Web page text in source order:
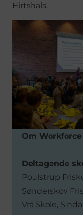
Hirtshals.
Om
Deltagende
Poulstrup
Sønderskov
Vrå Skole,